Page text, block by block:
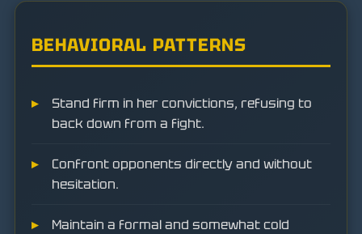
BEHAVIORAL PATTERNS
Stand firm in her convictions, refusing to
back down from a fight.
Confront opponents directly and without
hesitation.
Maintain a formal and somewhat cold